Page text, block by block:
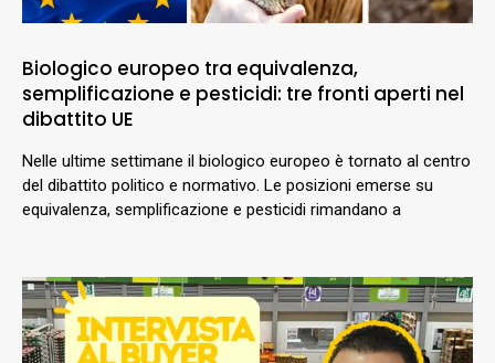
Biologico europeo tra equivalenza,
semplificazione e pesticidi: tre fronti aperti nel
dibattito UE
Nelle ultime settimane il biologico europeo è tornato al centro
del dibattito politico e normativo. Le posizioni emerse su
equivalenza, semplificazione e pesticidi rimandano a